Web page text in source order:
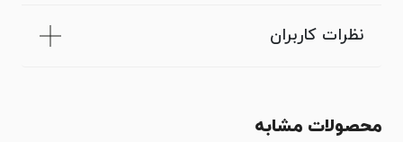
نظرات کاربران
محصولات مشابه